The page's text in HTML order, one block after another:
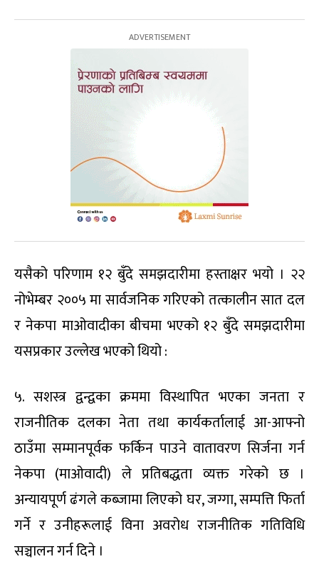
यसैको परिणाम १२ बुँदे समझदारीमा हस्ताक्षर भयो । २२
नोभेम्बर २००५ मा सार्वजनिक गरिएको तत्कालीन सात दल
र नेकपा माओवादीका बीचमा भएको १२ बुँदे समझदारीमा
यसप्रकार उल्लेख भएको थियो :
५. सशस्त्र द्वन्द्वका क्रममा विस्थापित भएका जनता र
राजनीतिक दलका नेता तथा कार्यकर्तालाई आ-आफ्नो
ठाउँमा सम्मानपूर्वक फर्किन पाउने वातावरण सिर्जना गर्न
नेकपा (माओवादी) ले प्रतिबद्धता व्यक्त गरेको छ ।
अन्यायपूर्ण ढंगले कब्जामा लिएको घर, जग्गा, सम्पत्ति फिर्ता
गर्ने र उनीहरूलाई विना अवरोध राजनीतिक गतिविधि
सञ्चालन गर्न दिने ।